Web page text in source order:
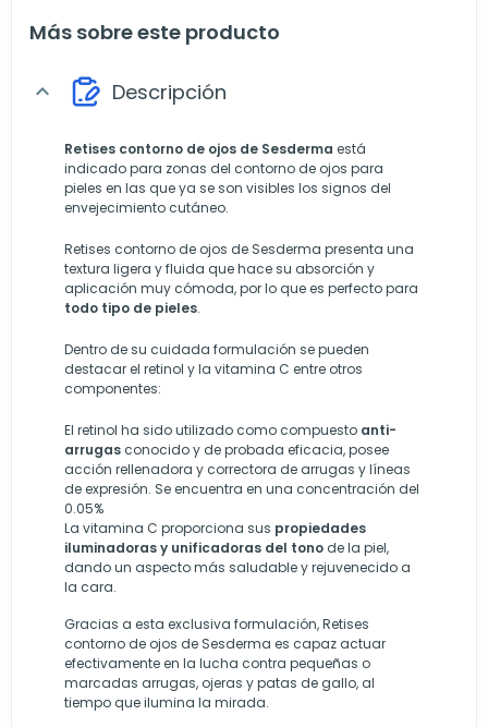
Más sobre este producto
expand_more Descripción
Retises contorno de ojos de Sesderma está
indicado para zonas del contorno de ojos para
pieles en las que ya se son visibles los signos del
envejecimiento cutáneo.
Retises contorno de ojos de Sesderma presenta una
textura ligera y fluida que hace su absorción y
aplicación muy cómoda, por lo que es perfecto para
todo tipo de pieles.
Dentro de su cuidada formulación se pueden
destacar el retinol y la vitamina C entre otros
componentes:
El retinol ha sido utilizado como compuesto anti-
arrugas conocido y de probada eficacia, posee
acción rellenadora y correctora de arrugas y líneas
de expresión. Se encuentra en una concentración del
0.05%
La vitamina C proporciona sus propiedades
iluminadoras y unificadoras del tono de la piel,
dando un aspecto más saludable y rejuvenecido a
la cara.
Gracias a esta exclusiva formulación, Retises
contorno de ojos de Sesderma es capaz actuar
efectivamente en la lucha contra pequeñas o
marcadas arrugas, ojeras y patas de gallo, al
tiempo que ilumina la mirada.